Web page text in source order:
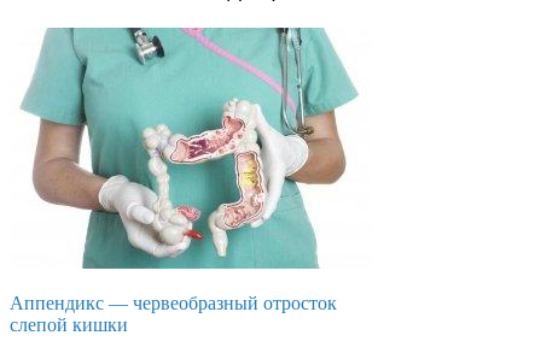
Аппендикс — червеобразный отросток
слепой кишки